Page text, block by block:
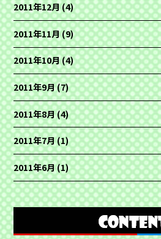
2011年12月(4)
2011年11月(9)
2011年10月(4)
2011年9月(7)
2011年8月(4)
2011年7月(1)
2011年6月(1)